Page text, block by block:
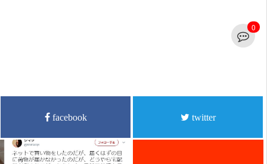
facebook twitter
0